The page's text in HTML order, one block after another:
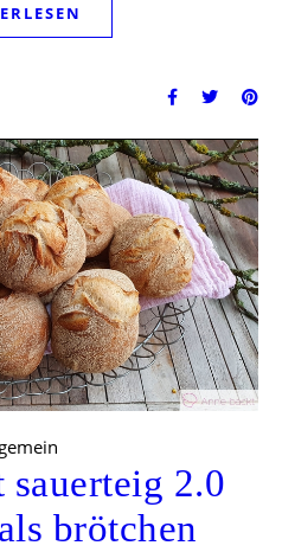
2.0
brötchen